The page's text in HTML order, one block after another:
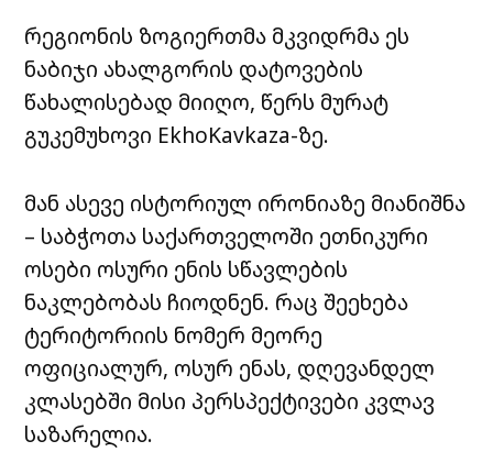
რეგიონის ზოგიერთმა მკვიდრმა ეს
ნაბიჯი ახალგორის დატოვების
წახალისებად მიიღო, წერს მურატ
გუკემუხოვი EkhoKavkaza-ზე.
მან ასევე ისტორიულ ირონიაზე მიანიშნა
– საბჭოთა საქართველოში ეთნიკური
ოსები ოსური ენის სწავლების
ნაკლებობას ჩიოდნენ. რაც შეეხება
ტერიტორიის ნომერ მეორე
ოფიციალურ, ოსურ ენას, დღევანდელ
კლასებში მისი პერსპექტივები კვლავ
საზარელია.